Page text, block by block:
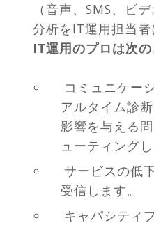
（音声、SMS、ビ
分析をIT運用担当者
IT運用のプロは次の
コミュニケー
アルタイム診
影響を与える
ューティングし
サービスの低
受信します。
キャパシティ